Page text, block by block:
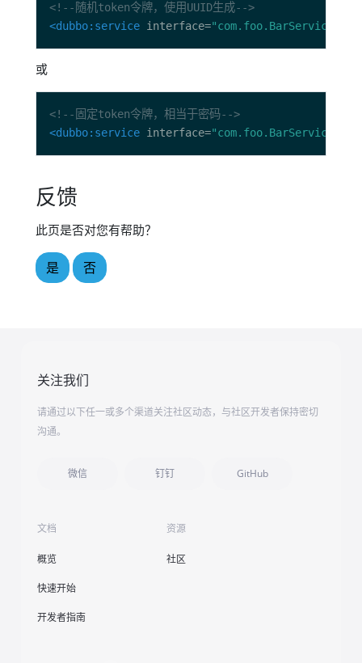
<!--随机token令牌，使用UUID生成-->
<dubbo:service interface="com.foo.BarService"
或
<!--固定token令牌，相当于密码-->
<dubbo:service interface="com.foo.BarService"
反馈
此页是否对您有帮助？
是 否
关注我们
请通过以下任一或多个渠道关注社区动态，与社区开发者保持密切
沟通。
微信 钉钉 GitHub
文档
概览
快速开始
开发者指南
资源
社区